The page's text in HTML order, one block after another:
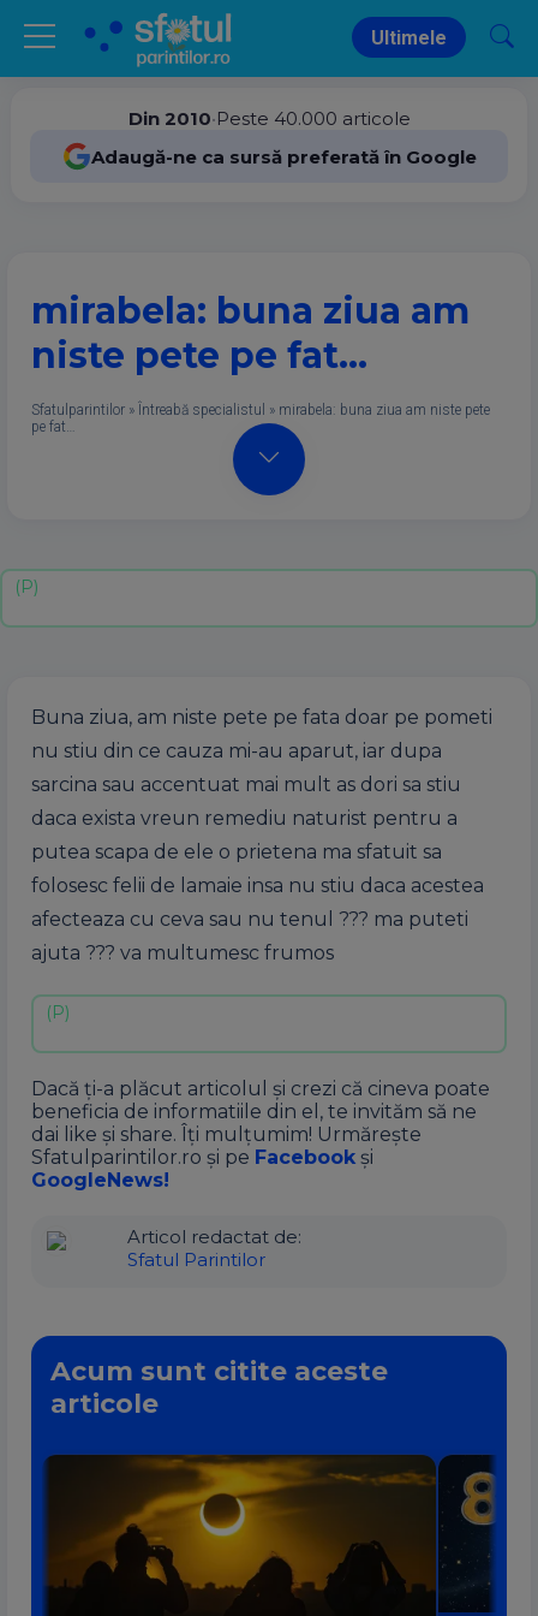
Ultimele
Din 2010•Peste 40.000 articole
Adaugă-ne ca sursă preferată în Google
mirabela: buna ziua am
niste pete pe fat…
Sfatulparintilor » Întreabă specialistul » mirabela: buna ziua am niste pete
pe fat…
Buna ziua, am niste pete pe fata doar pe pometi
nu stiu din ce cauza mi-au aparut, iar dupa
sarcina sau accentuat mai mult as dori sa stiu
daca exista vreun remediu naturist pentru a
putea scapa de ele o prietena ma sfatuit sa
folosesc felii de lamaie insa nu stiu daca acestea
afecteaza cu ceva sau nu tenul ??? ma puteti
ajuta ??? va multumesc frumos
Dacă ți-a plăcut articolul și crezi că cineva poate
beneficia de informatiile din el, te invităm să ne
dai like și share. Îți mulțumim! Urmărește
Sfatulparintilor.ro și pe Facebook și
GoogleNews!
Articol redactat de:
Sfatul Parintilor
Acum sunt citite aceste
articole